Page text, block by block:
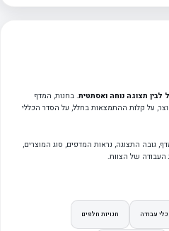
לבין תצוגה נוחה ואסתטית. בחנות, המדף
על קלות ההתמצאות בחלל, על הסדר הכללי
גובה התצוגה, נראות המדפים, סוג המוצרים,
העבודה של הצוות.
כלי עבודה חנויות חלפים